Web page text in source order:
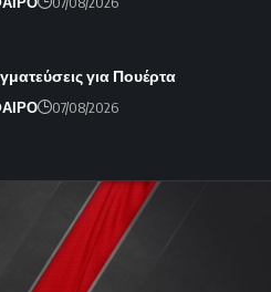
για Πουέρτα
07/08/2026